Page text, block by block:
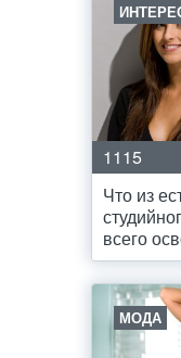
1115
Что из
всего
МОДА